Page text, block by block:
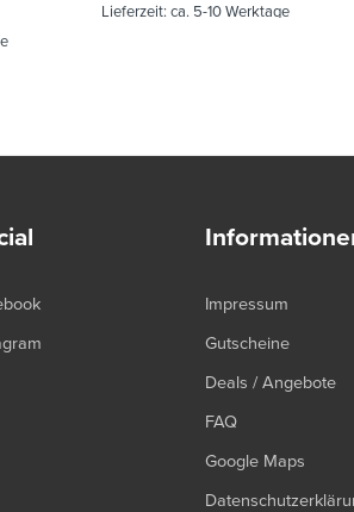
Lieferzeit: ca. 5-10 Werktage
Impressum
Gutscheine
Deals / Angebote
FAQ
Google Maps